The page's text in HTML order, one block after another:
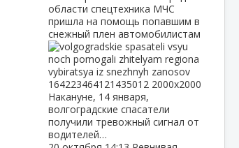
области спецтехника МЧС
пришла на помощь попавшим в
снежный плен автомобилистам
Накануне, 14 января,
волгоградские спасатели
получили тревожный сигнал от
водителей…